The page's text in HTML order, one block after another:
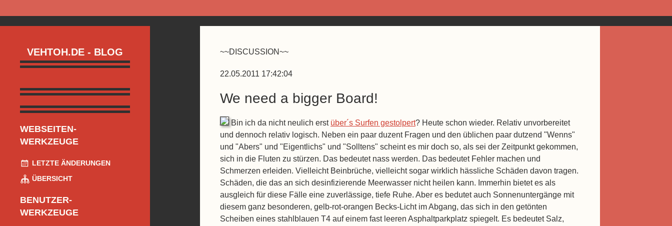
VEHTOH.DE - BLOG
WEBSEITEN-
WERKZEUGE
LETZTE ÄNDERUNGEN
ÜBERSICHT
BENUTZER-
WERKZEUGE
~~DISCUSSION~~
22.05.2011 17:42:04
We need a bigger Board!
Bin ich da nicht neulich erst über´s Surfen gestolpert? Heute schon wieder. Relativ unvorbereitet
und dennoch relativ logisch. Neben ein paar duzent Fragen und den üblichen paar dutzend "Wenns"
und "Abers" und "Eigentlichs" und "Solltens" scheint es mir doch so, als sei der Zeitpunkt gekommen,
sich in die Fluten zu stürzen. Das bedeutet nass werden. Das bedeutet Fehler machen und
Schmerzen erleiden. Vielleicht Beinbrüche, vielleicht sogar wirklich hässliche Schäden davon tragen.
Schäden, die das an sich desinfizierende Meerwasser nicht heilen kann. Immerhin bietet es als
ausgleich für diese Fälle eine zuverlässige, tiefe Ruhe. Aber es bedutet auch Sonnenuntergänge mit
diesem ganz besonderen, gelb-rot-orangen Becks-Licht im Abgang, das sich in den getönten
Scheiben eines stahlblauen T4 auf einem fast leeren Asphaltparkplatz spiegelt. Es bedeutet Salz,